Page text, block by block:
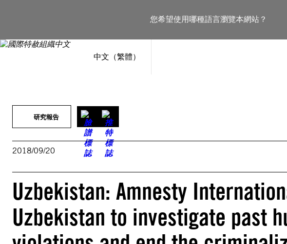
您希望使用哪種語言瀏覽本網站？
中文（繁體）
內
研究報告
2018/09/20
Uzbekistan: Amnesty
Uzbekistan to investigate past